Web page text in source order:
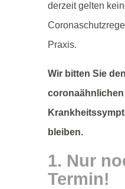
derzeit gelten
Praxis.
Wir bitten Sie
coronaähnlichen
bleiben.
1. Nur
Termin!